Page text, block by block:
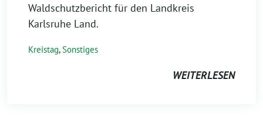
Waldschutzbericht für den Landkreis
Karlsruhe Land.
Kreistag,Sonstiges
WEITERLESEN